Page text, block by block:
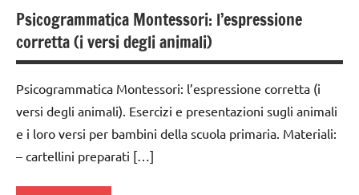
scienze
TUTTI GLI
ARGOMENTI
TUTTI GLI
ARTICOLI
BIOLOGIA
MONTESSORI
dai
6
anni
Psicogrammatica Montessori: l’espressione
corretta (i versi degli animali)
Psicogrammatica Montessori: l’espressione corretta (i
versi degli animali). Esercizi e presentazioni sugli animali
e i loro versi per bambini della scuola primaria. Materiali:
– cartellini preparati […]